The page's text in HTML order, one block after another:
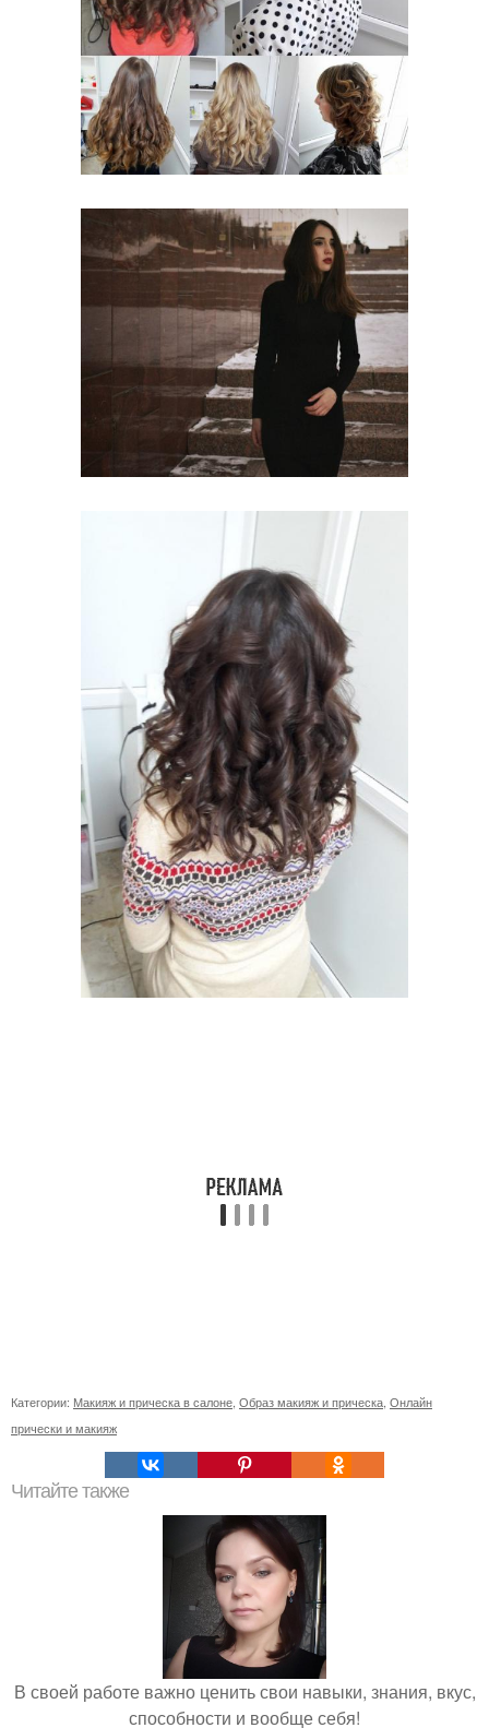
Категории: Макияж и прическа в салоне, Образ макияж и прическа, Онлайн
прически и макияж
Читайте также
В своей работе важно ценить свои навыки, знания, вкус,
способности и вообще себя!